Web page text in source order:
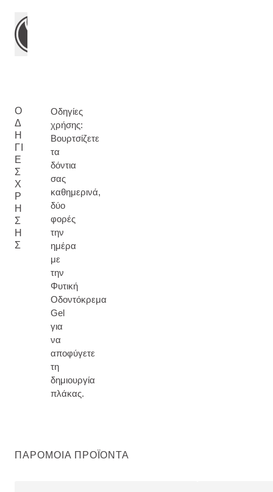
Ο
Δ
Η
ΓΊ
Ε
Σ
Χ
Ρ
Ή
Σ
Η
Σ
Οδηγίες
χρήσης:
Βουρτσίζετε
τα
δόντια
σας
καθημερινά,
δύο
φορές
την
ημέρα
με
την
Φυτική
Οδοντόκρεμα
Gel
για
να
αποφύγετε
τη
δημιουργία
πλάκας.
ΠΑΡΌΜΟΙΑ ΠΡΟΪΌΝΤΑ